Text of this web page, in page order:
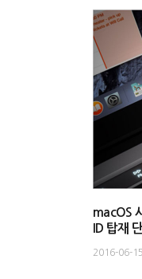
macOS
ID 탑재
2016-06-15